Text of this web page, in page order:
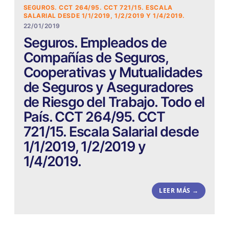
SEGUROS. CCT 264/95. CCT 721/15. ESCALA
SALARIAL DESDE 1/1/2019, 1/2/2019 Y 1/4/2019.
22/01/2019
Seguros. Empleados de
Compañías de Seguros,
Cooperativas y Mutualidades
de Seguros y Aseguradores
de Riesgo del Trabajo. Todo el
País. CCT 264/95. CCT
721/15. Escala Salarial desde
1/1/2019, 1/2/2019 y
1/4/2019.
LEER MÁS →